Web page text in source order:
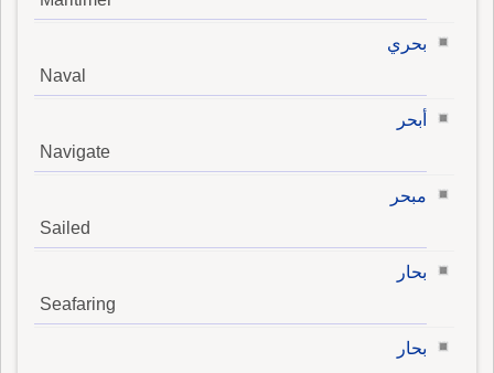
بحري
Naval
أبحر
Navigate
مبحر
Sailed
بحار
Seafaring
بحار